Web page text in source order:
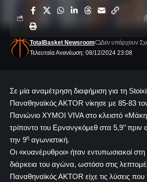
Τελευταία Ανανέωση: 08/12/2024 23:08
TotalBasket Newsroom Δεν υπάρχουν
Σε μία αναμέτρηση διαφήμιση για τη
Παναθηναϊκός ΑΚΤΟR νίκησε με 85-83
Πανιώνιο ΧΥΜΟΙ VIVA στο κλειστό
τρίποντο του Ερνανγκόμεθ στα 5,9’’ πριν
την 9η αγωνιστική.
Οι «κυανέρυθροι» ήταν εντυπωσιακοί
διάρκεια του αγώνα, ωστόσο στις
Παναθηναϊκός ΑΚΤOR είχε τις λύσεις